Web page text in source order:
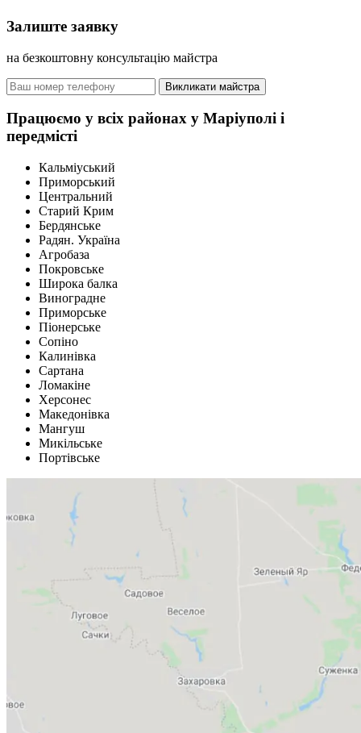
Залиште заявку
на безкоштовну консультацію майстра
Викликати майстра
Працюємо у всіх районах у Маріуполі і
передмісті
Кальміуський
Приморський
Центральний
Старий Крим
Бердянське
Радян. Україна
Агробаза
Покровське
Широка балка
Виноградне
Приморське
Піонерське
Сопіно
Калинівка
Сартана
Ломакіне
Херсонес
Македонівка
Мангуш
Микільське
Портівське